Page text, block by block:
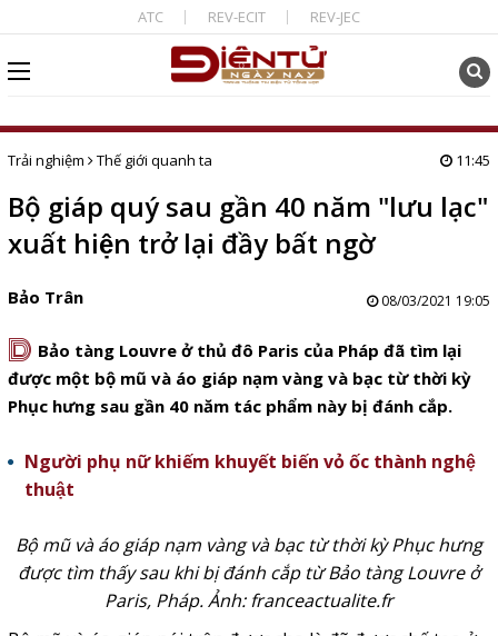
ATC REV-ECIT REV-JEC
Trải nghiệm Thế giới quanh ta 11:45
Bộ giáp quý sau gần 40 năm "lưu lạc"
xuất hiện trở lại đầy bất ngờ
Bảo Trân 08/03/2021 19:05
D Bảo tàng Louvre ở thủ đô Paris của Pháp đã tìm lại
được một bộ mũ và áo giáp nạm vàng và bạc từ thời kỳ
Phục hưng sau gần 40 năm tác phẩm này bị đánh cắp.
Người phụ nữ khiếm khuyết biến vỏ ốc thành nghệ
thuật
Bộ mũ và áo giáp nạm vàng và bạc từ thời kỳ Phục hưng
được tìm thấy sau khi bị đánh cắp từ Bảo tàng Louvre ở
Paris, Pháp. Ảnh: franceactualite.fr